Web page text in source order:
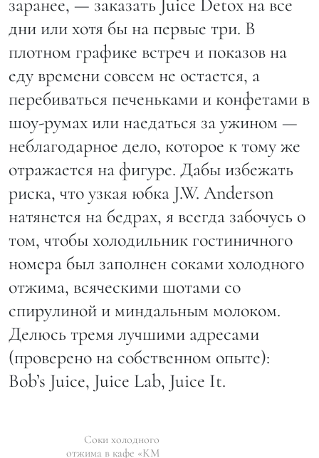
заранее, — заказать Juice Detox на все
дни или хотя бы на первые три. В
плотном графике встреч и показов на
еду времени совсем не остается, а
перебиваться печеньками и конфетами в
шоу-румах или наедаться за ужином —
неблагодарное дело, которое к тому же
отражается на фигуре. Дабы избежать
риска, что узкая юбка J.W. Anderson
натянется на бедрах, я всегда забочусь о
том, чтобы холодильник гостиничного
номера был заполнен соками холодного
отжима, всяческими шотами со
спирулиной и миндальным молоком.
Делюсь тремя лучшими адресами
(проверено на собственном опыте):
Bob’s Juice, Juice Lab, Juice It.
Соки холодного
отжима в кафе «КМ